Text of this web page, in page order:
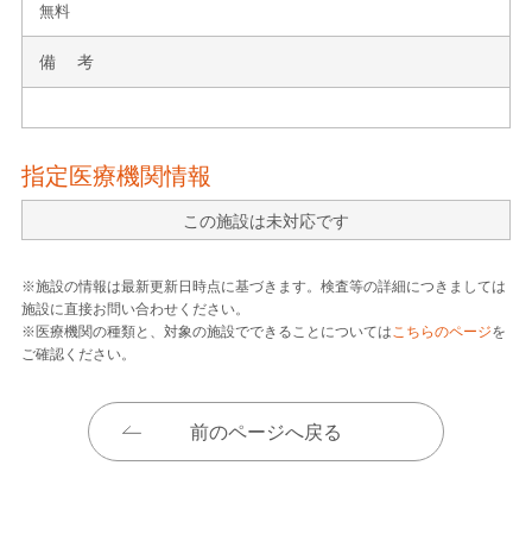
無料
備 考
指定医療機関情報
この施設は未対応です
※施設の情報は最新更新日時点に基づきます。検査等の詳細につきましては
施設に直接お問い合わせください。
※医療機関の種類と、対象の施設でできることについてはこちらのページを
ご確認ください。
前のページへ戻る